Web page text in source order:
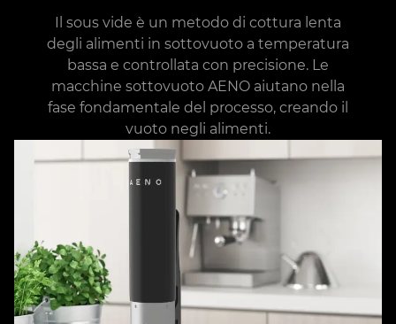
Il sous vide è un metodo di cottura lenta
degli alimenti in sottovuoto a temperatura
bassa e controllata con precisione. Le
macchine sottovuoto AENO aiutano nella
fase fondamentale del processo, creando il
vuoto negli alimenti.